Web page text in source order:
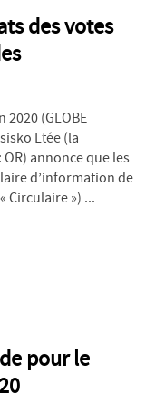
des votes
2020 (GLOBE
Ltée (la
OR) annonce que les
d’information de
Circulaire ») ...
pour le